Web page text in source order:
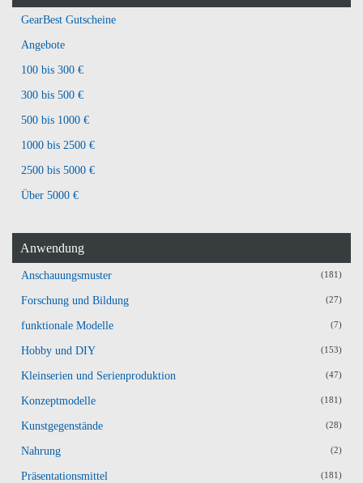
GearBest Gutscheine
Angebote
100 bis 300 €
300 bis 500 €
500 bis 1000 €
1000 bis 2500 €
2500 bis 5000 €
Über 5000 €
Anwendung
Anschauungsmuster (181)
Forschung und Bildung (27)
funktionale Modelle (7)
Hobby und DIY (153)
Kleinserien und Serienproduktion (47)
Konzeptmodelle (181)
Kunstgegenstände (28)
Nahrung (2)
Präsentationsmittel (181)